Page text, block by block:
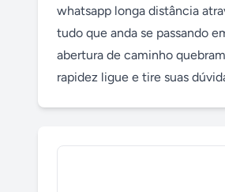
whatsapp longa distância
tudo que anda se passando
abertura de caminho
rapidez ligue e tire suas